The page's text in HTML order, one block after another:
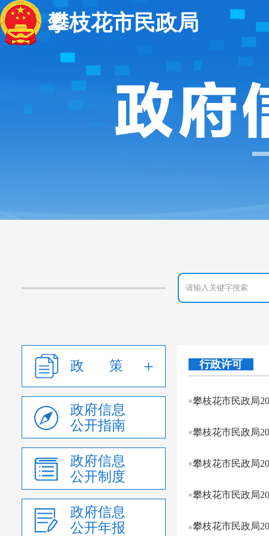
攀枝花市民政局
政 策
政府信息
公开指南
政府信息
公开制度
政府信息
公开年报
行政许可
攀枝花市民政局
攀枝花市民政局
攀枝花市民政局
攀枝花市民政局
攀枝花市民政局